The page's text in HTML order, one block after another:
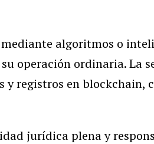
algoritmos o
operación ordinaria. La
y registros en blockchain,
jurídica plena y